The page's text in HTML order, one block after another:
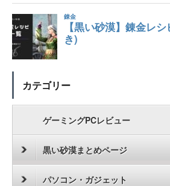
カテゴリー
ゲーミングPCレビュー
黒い砂漠まとめページ
パソコン・ガジェット